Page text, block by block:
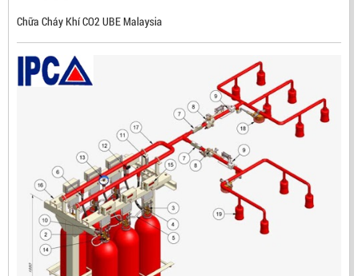
Chữa Cháy Khí CO2 UBE Malaysia